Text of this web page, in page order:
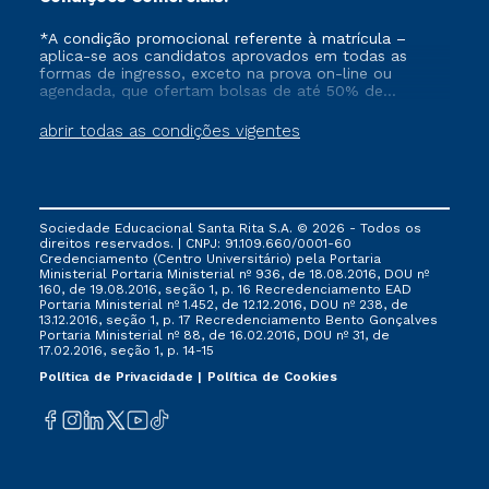
abrir todas as condições vigentes
*A condição promocional referente à matrícula –
aplica-se aos candidatos aprovados em todas as
formas de ingresso, exceto na prova on-line ou
agendada, que ofertam bolsas de até 50% de
que ainda não tenham efetivado e/ou não tenham
cancelado ou trancado sua matrícula em uma das
FIES, Prouni e outros programas governamentais, e
não se acumula com nenhuma outra campanha
ofertada pela Instituição.
Sociedade Educacional Santa Rita S.A. © 2026 - Todos os
direitos reservados. | CNPJ: 91.109.660/0001-60
Credenciamento (Centro Universitário) pela Portaria
Ministerial Portaria Ministerial nº 936, de 18.08.2016, DOU nº
160, de 19.08.2016, seção 1, p. 16 Recredenciamento EAD
Portaria Ministerial nº 1.452, de 12.12.2016, DOU nº 238, de
13.12.2016, seção 1, p. 17 Recredenciamento Bento Gonçalves
Portaria Ministerial nº 88, de 16.02.2016, DOU nº 31, de
17.02.2016, seção 1, p. 14-15
Política de Privacidade
Política de Cookies